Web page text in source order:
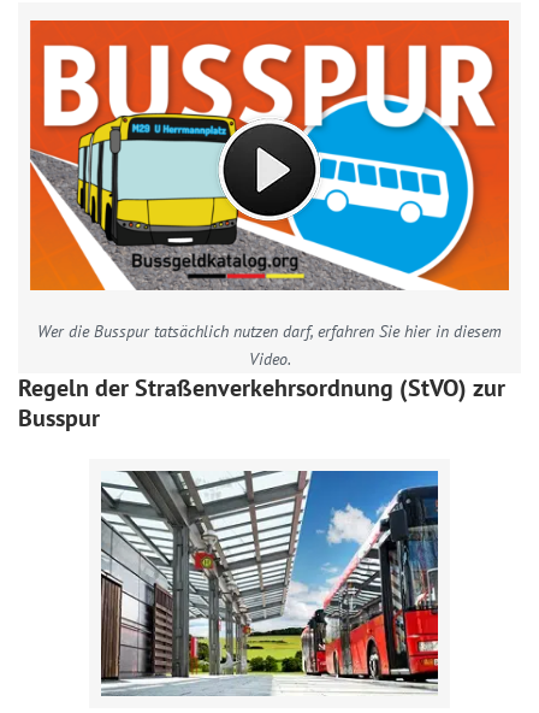
Wer die Busspur tatsächlich nutzen darf, erfahren Sie hier in diesem
Video.
Regeln der Straßenverkehrsordnung (StVO) zur
Busspur